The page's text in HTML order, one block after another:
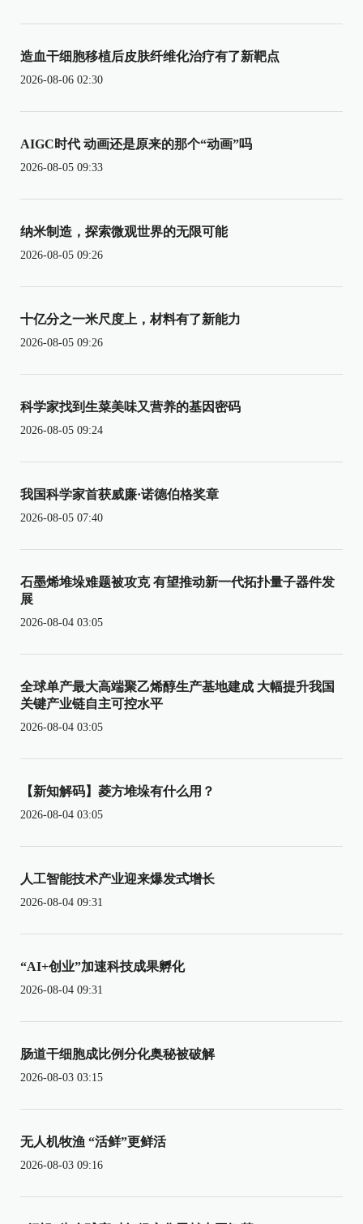
造血干细胞移植后皮肤纤维化治疗有了新靶点
2026-08-06 02:30
AIGC时代 动画还是原来的那个“动画”吗
2026-08-05 09:33
纳米制造，探索微观世界的无限可能
2026-08-05 09:26
十亿分之一米尺度上，材料有了新能力
2026-08-05 09:26
科学家找到生菜美味又营养的基因密码
2026-08-05 09:24
我国科学家首获威廉·诺德伯格奖章
2026-08-05 07:40
石墨烯堆垛难题被攻克 有望推动新一代拓扑量子器件发
展
2026-08-04 03:05
全球单产最大高端聚乙烯醇生产基地建成 大幅提升我国
关键产业链自主可控水平
2026-08-04 03:05
【新知解码】菱方堆垛有什么用？
2026-08-04 03:05
人工智能技术产业迎来爆发式增长
2026-08-04 09:31
“AI+创业”加速科技成果孵化
2026-08-04 09:31
肠道干细胞成比例分化奥秘被破解
2026-08-03 03:15
无人机牧渔 “活鲜”更鲜活
2026-08-03 09:16